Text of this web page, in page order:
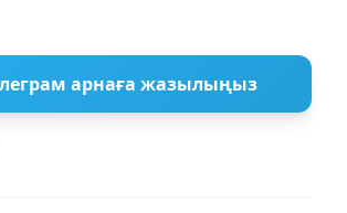
арнаға жазылыңыз